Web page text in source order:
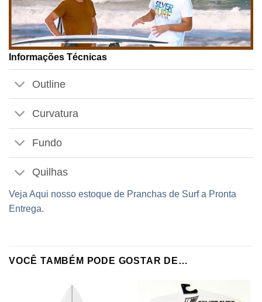
Informações Técnicas
Outline
Curvatura
Fundo
Quilhas
Veja Aqui nosso estoque de Pranchas de Surf a Pronta
Entrega.
VOCÊ TAMBÉM PODE GOSTAR DE…